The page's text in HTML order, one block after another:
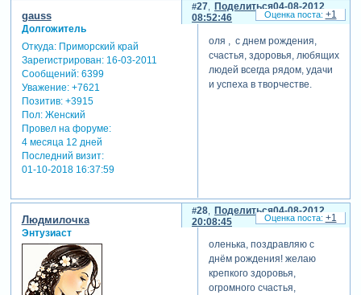
Поделиться
27
04-08-2012
08:52:46
gauss
Долгожитель
Откуда:Приморский край
Зарегистрирован: 16-03-2011
Сообщений:6399
Уважение: +7621
Позитив: +3915
Пол:Женский
Провел на форуме:
4 месяца 12 дней
Последний визит:
01-10-2018 16:37:59
оля , с днем рождения,
счастья, здоровья, любящих
людей всегда рядом, удачи
и успеха в творчестве.
+1
Поделиться
28
04-08-2012
20:08:45
Людмилочка
Энтузиаст
оленька, поздравляю с
днём рождения! желаю
крепкого здоровья,
огромного счастья,
+1